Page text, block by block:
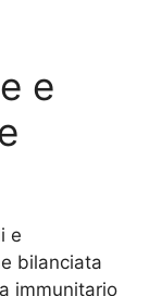
e
e
bilanciata
immunitario